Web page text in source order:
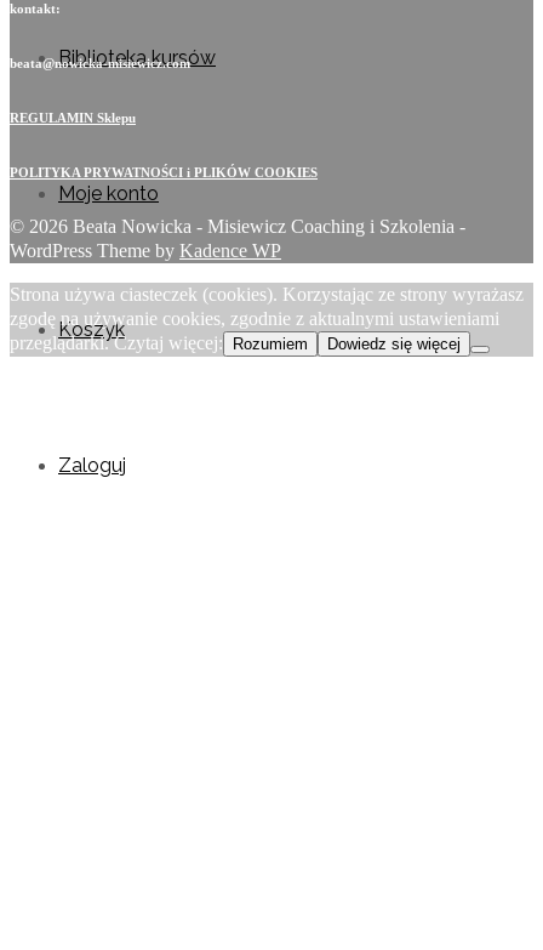
Biblioteka kursów
Moje konto
Koszyk
Zaloguj
kontakt:
beata@nowicka-misiewicz.com
REGULAMIN Sklepu
POLITYKA PRYWATNOŚCI i PLIKÓW COOKIES
© 2026 Beata Nowicka - Misiewicz Coaching i Szkolenia -
WordPress Theme by Kadence WP
Strona używa ciasteczek (cookies). Korzystając ze strony wyrażasz
zgodę na używanie cookies, zgodnie z aktualnymi ustawieniami
przeglądarki. Czytaj więcej:
Rozumiem Dowiedz się więcej